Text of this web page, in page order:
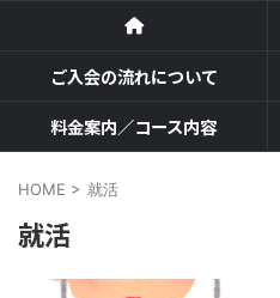
ご入会の流れについて
料金案内／コース内容
HOME > 就活
就活